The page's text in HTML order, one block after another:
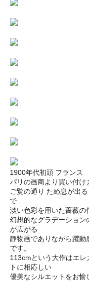
1900年代初頭 フランス
パリの画商より買い付け
ご覧の通り ため息が出
で
淡い色彩を用いた薔薇の
幻想的なグラデーショ
が広がる
静物画でありながら躍動
です。
113cmという大作はエ
トに相応しい
優美なシルエットをお愉